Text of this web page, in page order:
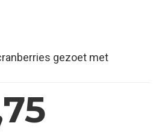
gezoet met